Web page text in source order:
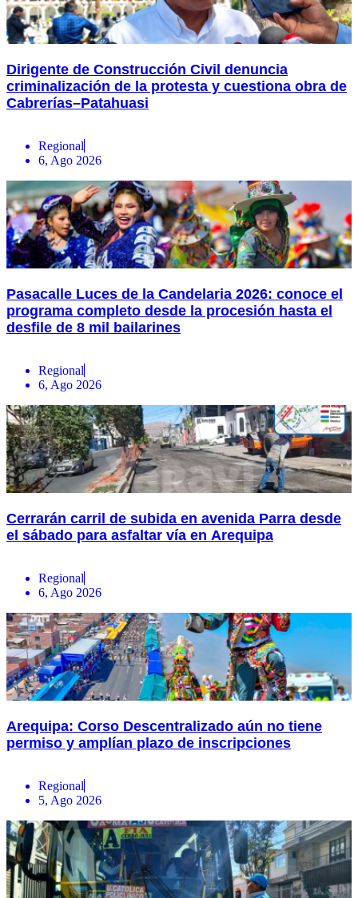
Dirigente de Construcción Civil denuncia
criminalización de la protesta y cuestiona obra de
Cabrerías–Patahuasi
Regional
6, Ago 2026
Pasacalle Luces de la Candelaria 2026: conoce el
programa completo desde la procesión hasta el
desfile de 8 mil bailarines
Regional
6, Ago 2026
Cerrarán carril de subida en avenida Parra desde
el sábado para asfaltar vía en Arequipa
Regional
6, Ago 2026
Arequipa: Corso Descentralizado aún no tiene
permiso y amplían plazo de inscripciones
Regional
5, Ago 2026